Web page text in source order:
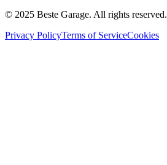
© 2025 Beste Garage. All rights reserved.
Privacy PolicyTerms of ServiceCookies